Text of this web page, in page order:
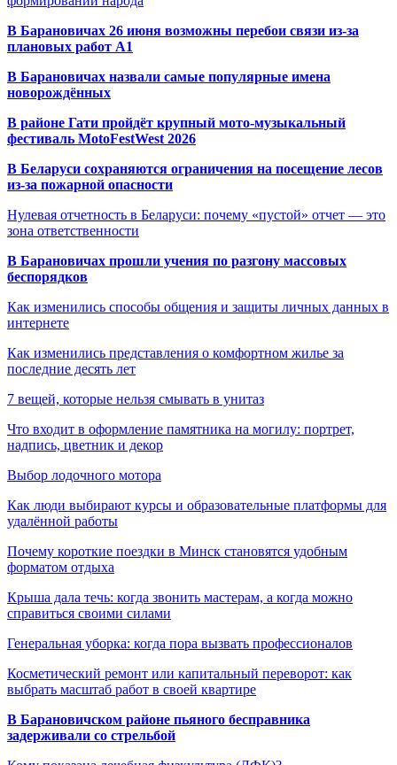
В Барановичах 26 июня возможны перебои связи из-за
плановых работ A1
В Барановичах назвали самые популярные имена
новорождённых
В районе Гати пройдёт крупный мото-музыкальный
фестиваль MotoFestWest 2026
В Беларуси сохраняются ограничения на посещение лесов
из-за пожарной опасности
Нулевая отчетность в Беларуси: почему «пустой» отчет — это
зона ответственности
В Барановичах прошли учения по разгону массовых
беспорядков
Как изменились способы общения и защиты личных данных в
интернете
Как изменились представления о комфортном жилье за
последние десять лет
7 вещей, которые нельзя смывать в унитаз
Что входит в оформление памятника на могилу: портрет,
надпись, цветник и декор
Выбор лодочного мотора
Как люди выбирают курсы и образовательные платформы для
удалённой работы
Почему короткие поездки в Минск становятся удобным
форматом отдыха
Крыша дала течь: когда звонить мастерам, а когда можно
справиться своими силами
Генеральная уборка: когда пора вызвать профессионалов
Косметический ремонт или капитальный переворот: как
выбрать масштаб работ в своей квартире
В Барановичском районе пьяного бесправника
задерживали со стрельбой